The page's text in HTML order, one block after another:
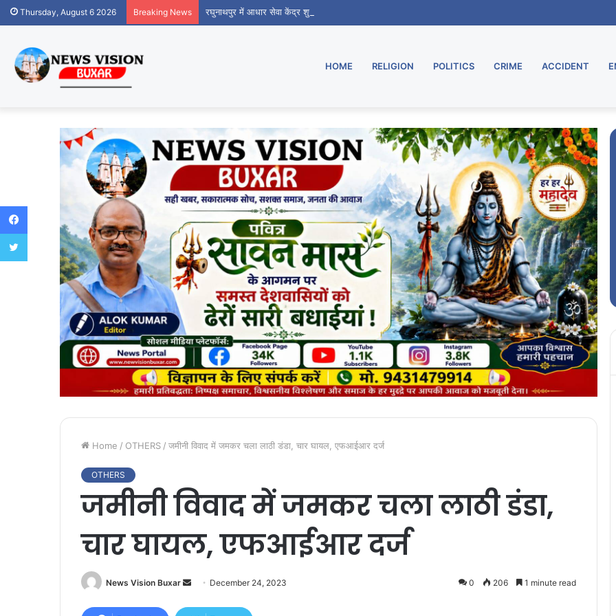
Thursday, August 6 2026 Breaking News रघुनाथपुर में आधार सेवा केंद्र शुरू, मुरार उपडाकघर नए भवन में हुआ स्थानांतरित
HOME RELIGION POLITICS CRIME ACCIDENT
Home / OTHERS / जमीनी विवाद में जमकर चला लाठी डंडा, चार घायल, एफआईआर दर्ज
OTHERS
जमीनी विवाद में जमकर चला लाठी डंडा,
चार घायल, एफआईआर दर्ज
News Vision Buxar December 24, 2023 0 206 1 minute read
Facebook